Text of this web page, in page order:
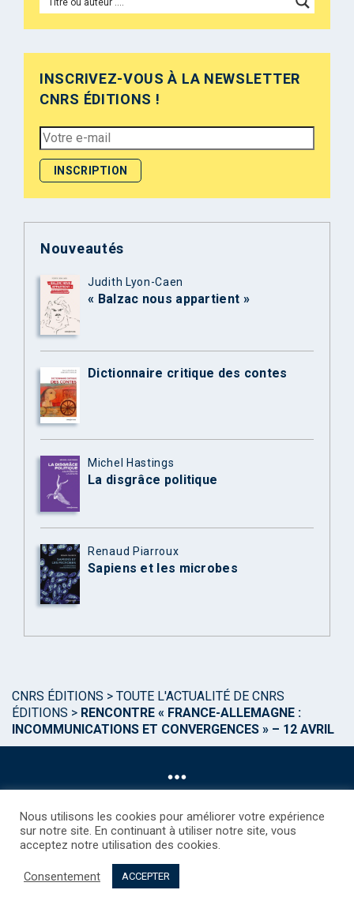
INSCRIVEZ-VOUS À LA NEWSLETTER
CNRS ÉDITIONS !
Nouveautés
Judith Lyon-Caen
« Balzac nous appartient »
Dictionnaire critique des contes
Michel Hastings
La disgrâce politique
Renaud Piarroux
Sapiens et les microbes
CNRS ÉDITIONS > TOUTE L'ACTUALITÉ DE CNRS
ÉDITIONS > RENCONTRE « FRANCE-ALLEMAGNE :
INCOMMUNICATIONS ET CONVERGENCES » – 12 AVRIL
©CNRS EDITIONS 2025
Droits étrangers / Foreign rights
Nous utilisons les cookies pour améliorer votre expérience
sur notre site. En continuant à utiliser notre site, vous
acceptez notre utilisation des cookies.
Consentement ACCEPTER